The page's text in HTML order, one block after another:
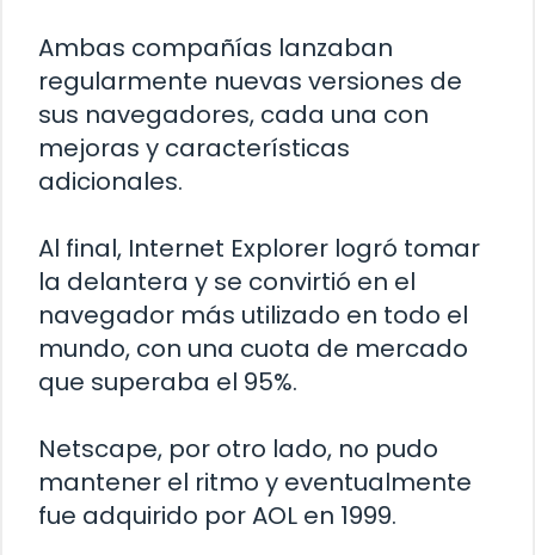
Ambas compañías lanzaban
regularmente nuevas versiones de
sus navegadores, cada una con
mejoras y características
adicionales.
Al final, Internet Explorer logró tomar
la delantera y se convirtió en el
navegador más utilizado en todo el
mundo, con una cuota de mercado
que superaba el 95%.
Netscape, por otro lado, no pudo
mantener el ritmo y eventualmente
fue adquirido por AOL en 1999.